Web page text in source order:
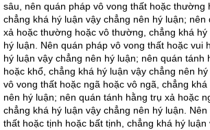
sâu, nên quán pháp vô vong thất hoặc thường
chẳng khá hý luận vậy chẳng nên hý luận; nên
xả hoặc thường hoặc vô thường, chẳng khá hý
hý luận. Nên quán pháp vô vong thất hoặc vui
hý luận vậy chẳng nên hý luận; nên quán tánh
hoặc khổ, chẳng khá hý luận vậy chẳng nên
vô vong thất hoặc ngã hoặc vô ngã, chẳng
nên hý luận; nên quán tánh hằng trụ xả hoặc
chẳng khá hý luận vậy chẳng nên hý luận.
thất hoặc tịnh hoặc bất tịnh, chẳng khá hý luận